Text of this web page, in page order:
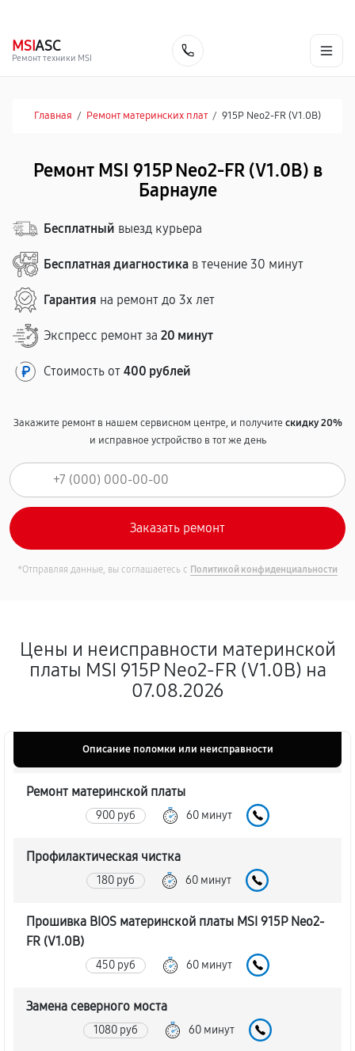
MSIASC
Ремонт техники MSI
Главная / Ремонт материнских плат / 915P Neo2-FR (V1.0B)
Ремонт MSI 915P Neo2-FR (V1.0B) в
Барнауле
Бесплатный выезд курьера
Бесплатная диагностика в течение 30 минут
Гарантия на ремонт до 3х лет
Экспресс ремонт за 20 минут
Стоимость от 400 рублей
Закажите ремонт в нашем сервисном центре, и получитескидку 20%
и исправное устройство в тот же день
*Отправляя данные, вы соглашаетесь с Политикой конфиденциальности
Цены и неисправности материнской
платы MSI 915P Neo2-FR (V1.0B) на
07.08.2026
Описание поломки или неисправности
Ремонт материнской платы
900 руб 60 минут
Профилактическая чистка
180 руб 60 минут
Прошивка BIOS материнской платы MSI 915P Neo2-
FR (V1.0B)
450 руб 60 минут
Замена северного моста
1080 руб 60 минут